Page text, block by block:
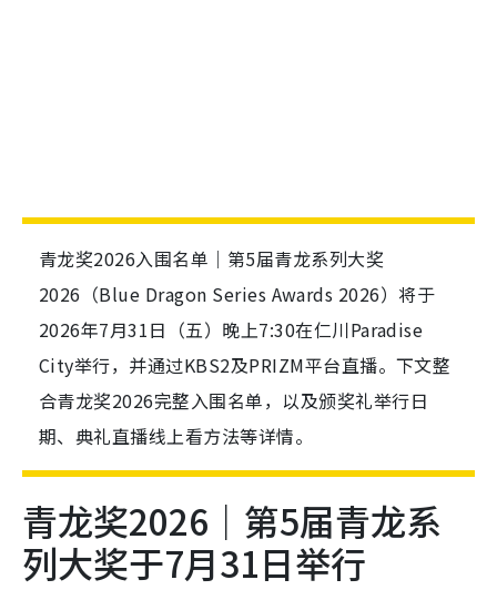
青龙奖2026入围名单｜第5届青龙系列大奖
2026（Blue Dragon Series Awards 2026）将于
2026年7月31日（五）晚上7:30在仁川Paradise
City举行，并通过KBS2及PRIZM平台直播。下文整
合青龙奖2026完整入围名单，以及颁奖礼举行日
期、典礼直播线上看方法等详情。
青龙奖2026｜第5届青龙系
列大奖于7月31日举行